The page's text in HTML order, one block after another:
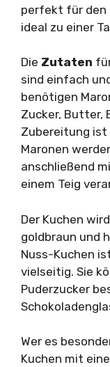
perfekt für den
ideal zu einer
Die Zutaten
sind einfach
benötigen
Zucker, Butter,
Zubereitung ist
Maronen
anschließend
einem Teig
Der Kuchen
goldbraun und
Nuss-Kuchen
vielseitig. Sie
Puderzucker
Wer es
Kuchen mit